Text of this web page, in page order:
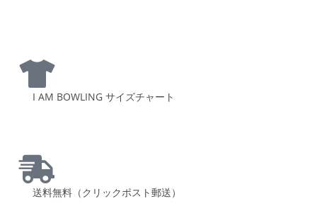
I AM BOWLING サイズチャート
送料無料（クリックポスト郵送）